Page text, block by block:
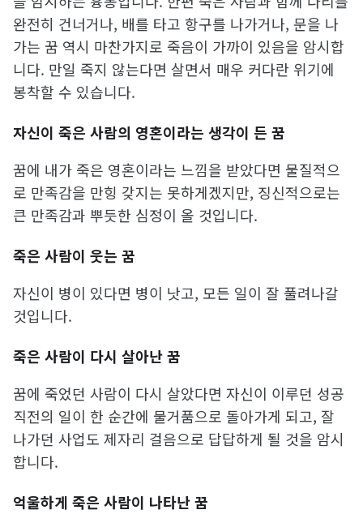
완전히 건너거나, 배를 타고 항구를 나가거나, 문을 나
가는 꿈 역시 마찬가지로 죽음이 가까이 있음을 암시합
니다. 만일 죽지 않는다면 살면서 매우 커다란 위기에
봉착할 수 있습니다.
자신이 죽은 사람의 영혼이라는 생각이 든 꿈
꿈에 내가 죽은 영혼이라는 느낌을 받았다면 물질적으
로 만족감을 만힝 갖지는 못하게겠지만, 징신적으로는
큰 만족감과 뿌듯한 심정이 올 것입니다.
죽은 사람이 웃는 꿈
자신이 병이 있다면 병이 낫고, 모든 일이 잘 풀려나갈
것입니다.
죽은 사람이 다시 살아난 꿈
꿈에 죽었던 사람이 다시 살았다면 자신이 이루던 성공
직전의 일이 한 순간에 물거품으로 돌아가게 되고, 잘
나가던 사업도 제자리 걸음으로 답답하게 될 것을 암시
합니다.
억울하게 죽은 사람이 나타난 꿈